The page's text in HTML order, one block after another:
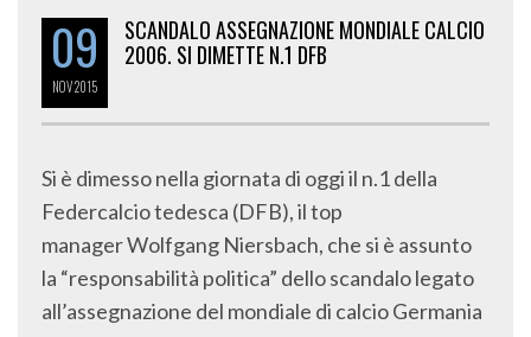
09
NOV2015
SCANDALO ASSEGNAZIONE MONDIALE CALCIO
2006. SI DIMETTE N.1 DFB
Si è dimesso nella giornata di oggi il n.1 della
Federcalcio tedesca (DFB), il top
manager Wolfgang Niersbach, che si è assunto
la “responsabilità politica” dello scandalo legato
all’assegnazione del mondiale di calcio Germania